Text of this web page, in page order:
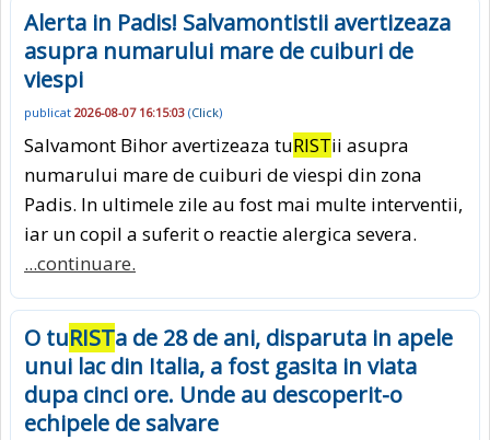
Alerta in Padis! Salvamontistii avertizeaza
asupra numarului mare de cuiburi de
viespi
publicat 2026-08-07 16:15:03 (Click)
Salvamont Bihor avertizeaza tuRISTii asupra
numarului mare de cuiburi de viespi din zona
Padis. In ultimele zile au fost mai multe interventii,
iar un copil a suferit o reactie alergica severa.
...continuare.
O tuRISTa de 28 de ani, disparuta in apele
unui lac din Italia, a fost gasita in viata
dupa cinci ore. Unde au descoperit-o
echipele de salvare